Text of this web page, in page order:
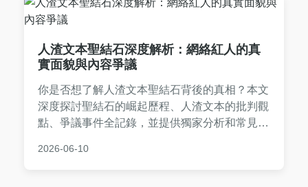
人渣文本聖結石深度解析：網絡紅人的真
實面貌與內容爭議
你是否想了解人渣文本聖結石背後的真相？本文
深度探討聖結石的崛起歷程、人渣文本的批判觀
點、爭議事件全記錄，並提供獨家分析和常見問
2026-06-10